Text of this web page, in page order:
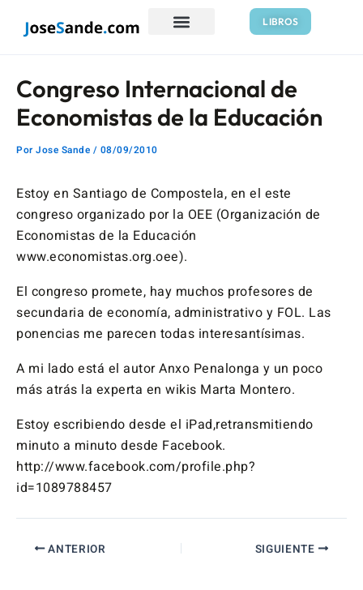
LIBROS
Congreso Internacional de
Economistas de la Educación
Por Jose Sande / 08/09/2010
Estoy en Santiago de Compostela, en el este
congreso organizado por la OEE (Organización de
Economistas de la Educación
www.economistas.org.oee).
El congreso promete, hay muchos profesores de
secundaria de economía, administrativo y FOL. Las
ponencias me parecen todas interesantísimas.
A mi lado está el autor Anxo Penalonga y un poco
más atrás la experta en wikis Marta Montero.
Estoy escribiendo desde el iPad,retransmitiendo
minuto a minuto desde Facebook.
http://www.facebook.com/profile.php?
id=1089788457
de
ANTERIOR SIGUIENTE